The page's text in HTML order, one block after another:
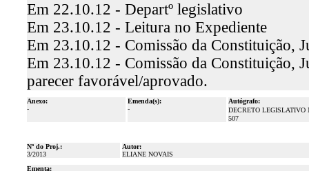
Em 22.10.12 - Departº legislativo
Em 23.10.12 - Leitura no Expediente
Em 23.10.12 - Comissão da Constituição,
Em 23.10.12 - Comissão da Constituição,
parecer favorável/aprovado.
Anexo:
-
Emenda(s):
-
Autógrafo:
DECRETO
507
Nº do Proj.:
3/2013
Autor:
ELIANE NOVAIS
Ementa: